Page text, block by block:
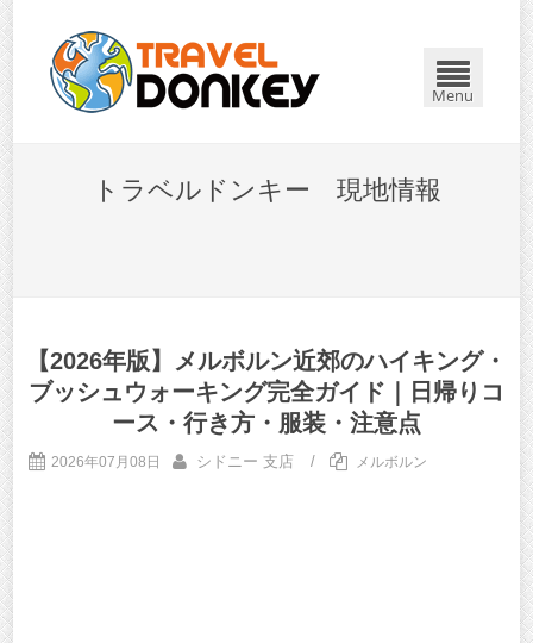
Menu
トラベルドンキー 現地情報
【2026年版】メルボルン近郊のハイキング・
ブッシュウォーキング完全ガイド｜日帰りコ
ース・行き方・服装・注意点
2026年07月08日 シドニー 支店 / メルボルン